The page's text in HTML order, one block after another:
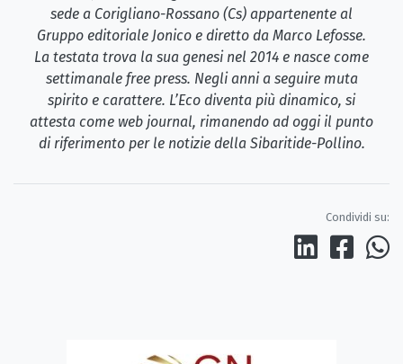
sede a Corigliano-Rossano (Cs) appartenente al
Gruppo editoriale Jonico e diretto da Marco Lefosse.
La testata trova la sua genesi nel 2014 e nasce come
settimanale free press. Negli anni a seguire muta
spirito e carattere. L’Eco diventa più dinamico, si
attesta come web journal, rimanendo ad oggi il punto
di riferimento per le notizie della Sibaritide-Pollino.
Condividi su: